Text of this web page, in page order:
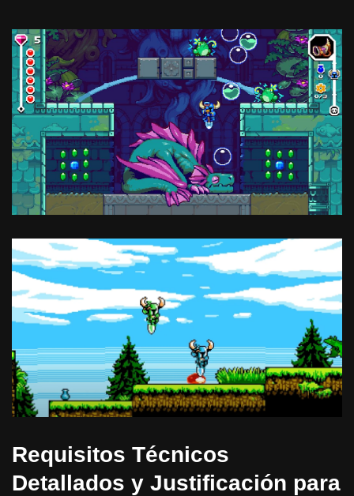
Requisitos Técnicos
Detallados y Justificación para